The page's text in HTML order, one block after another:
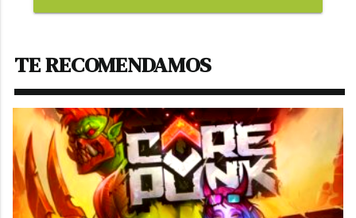
TE RECOMENDAMOS